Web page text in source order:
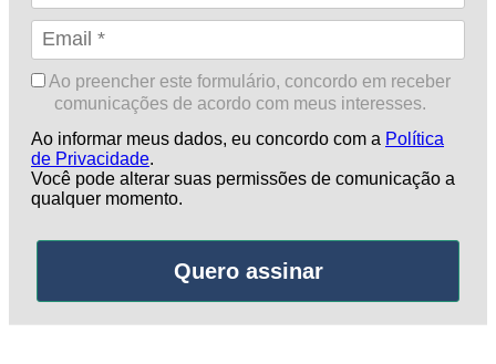
Ao preencher este formulário, concordo em receber
comunicações de acordo com meus interesses.
Ao informar meus dados, eu concordo com a Política
de Privacidade.
Você pode alterar suas permissões de comunicação a
qualquer momento.
Quero assinar